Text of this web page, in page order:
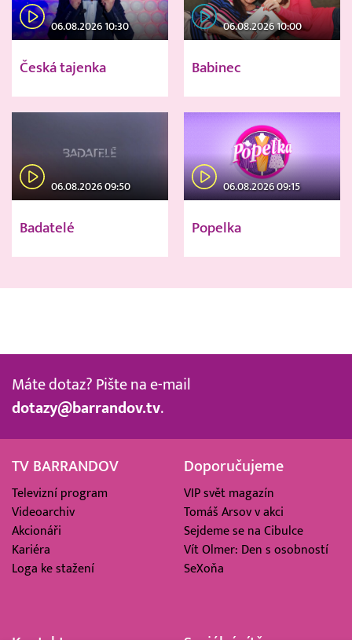
06.08.2026 10:30
Česká tajenka
06.08.2026 10:00
Babinec
06.08.2026 09:50
Badatelé
06.08.2026 09:15
Popelka
Máte dotaz? Pište na e-mail
dotazy@barrandov.tv.
TV BARRANDOV
Televizní program
Videoarchiv
Akcionáři
Kariéra
Loga ke stažení
Doporučujeme
VIP svět magazín
Tomáš Arsov v akci
Sejdeme se na Cibulce
Vít Olmer: Den s osobností
SeXoňa